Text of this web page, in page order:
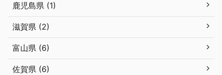
鹿児島県 (1)
滋賀県 (2)
富山県 (6)
佐賀県 (6)